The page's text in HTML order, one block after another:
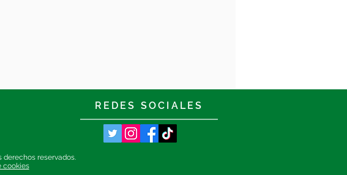
REDES SOCIALES
derechos reservados.
cookies